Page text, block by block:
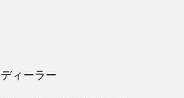
ィーラー